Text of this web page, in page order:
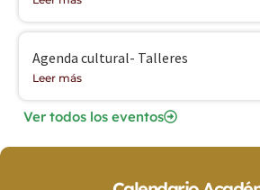
Agenda cultural- Talleres
Leer más
Ver todos los eventos